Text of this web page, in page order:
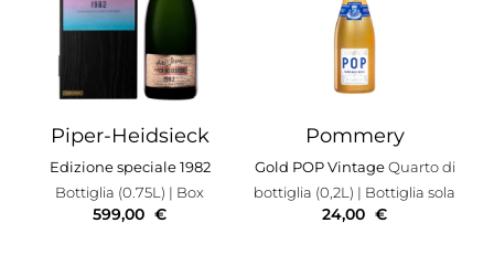
Piper-Heidsieck
Edizione speciale 1982
Bottiglia (0.75L) | Box
599,00 €
Pommery
Gold POP VintageQuarto di
bottiglia (0,2L) | Bottiglia sola
24,00 €